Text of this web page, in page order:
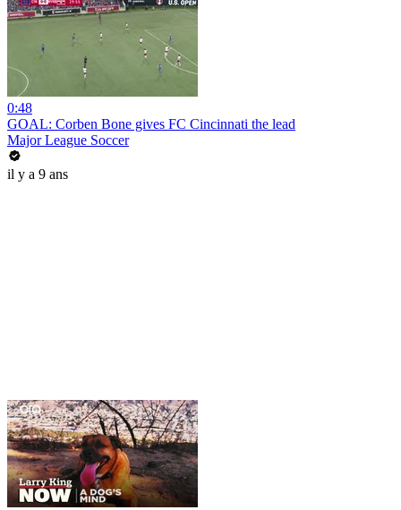
0:48
GOAL: Corben Bone gives FC Cincinnati the lead
Major League Soccer
il y a 9 ans